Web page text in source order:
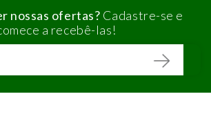
nossas ofertas? Cadastre-se e
a recebê-las!